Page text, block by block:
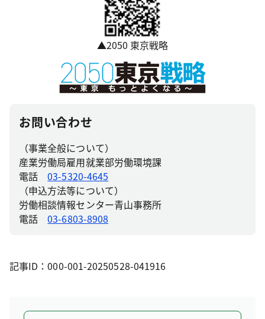
▲2050 東京戦略
お問い合わせ
（事業全般について）
産業労働局雇用就業部労働環境課
電話03-5320-4645
（申込方法等について）
労働相談情報センター青山事務所
電話03-6803-8908
記事ID：000-001-20250528-041916